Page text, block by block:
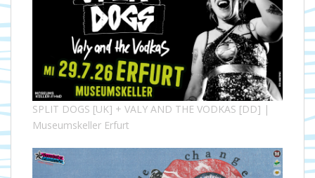
SPLIT DOGS [UK] + VALY AND THE VODKAS [DD] |
Museumskeller Erfurt